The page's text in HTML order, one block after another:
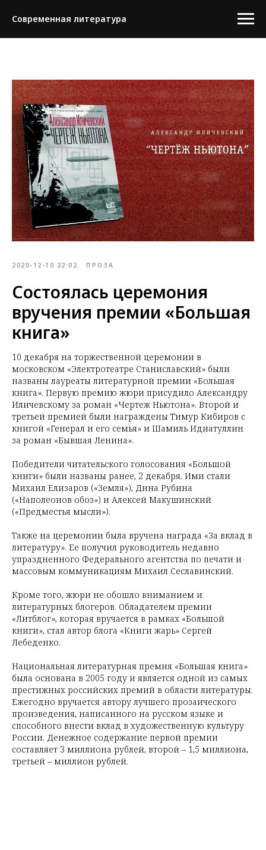
Современная литература
2020-12-10 22:02 ПРОЗА
Состоялась церемония
вручения премии «Большая
книга»
10 декабря на торжественной церемонии в
московском «Электротеатре Станиславский» были
названы лауреаты литературной премии «Большая
книга». Первую премию жюри присудило Александру
Иличевскому за роман «Чертеж Ньютона». Второй и
третьей премией были награждены Тимур Кибиров с
книгой «Генерал и его семья» и Шамиль Идиатуллин
за роман «Бывшая Ленина».
Победители читательского голосования «Большой
книги» были названы ранее, 2 декабря. Ими стали
Михаил Елизаров («Земля»), Дина Рубина
(«Наполеонов обоз») и Алексей Макушинский
(«Предместья мысли»).
Также на церемонии была вручена награда «За вклад в
литературу». Ее получил руководитель недавно
упраздненного Федерального агентства по печати и
массовым коммуникациям Михаил Сеславинский.
Кроме того, жюри не обошло вниманием и
литературных блогеров. Обладателем премии
«Литблог», которая вручается в рамках «Большой
книги», стал автор блога «Книги жарь» Сергей
Лебеденко.
Национальная литературная премия «Большая книга»
была основана в 2005 году и является одной из самых
престижных российских премий в области литературы.
Ежегодно вручается автору лучшего прозаического
произведения, написанного на русском языке и
способного внести вклад в художественную культуру
России. Денежное содержание первой премии
составляет 3 миллиона рублей, второй – 1,5 миллиона,
третьей – миллион рублей.